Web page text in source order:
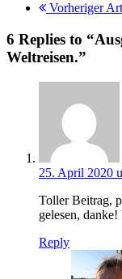
Vorheriger
6 Replies to
Weltreisen.”
25. April 2020
Toller Beitrag,
gelesen,
Reply